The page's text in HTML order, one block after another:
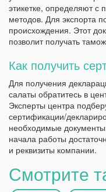
этикетке, определяют
методов. Для экспорта
происхождения. Этот
позволит получать
Как получить
Для получения
салаты обратитесь в
Эксперты центра
сертификации/
необходимые
начала работы
и реквизиты компании.
Смотрите